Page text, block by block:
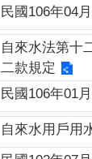
民國106年04
自來水法第十
二款規定
民國106年01
自來水用戶用